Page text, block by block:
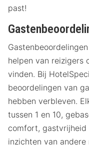
past!
helpen van reizigers
vinden. Bij
beoordelingen van
hebben verbleven.
tussen 1 en 10,
comfort, gastvrijheid
inzichten van